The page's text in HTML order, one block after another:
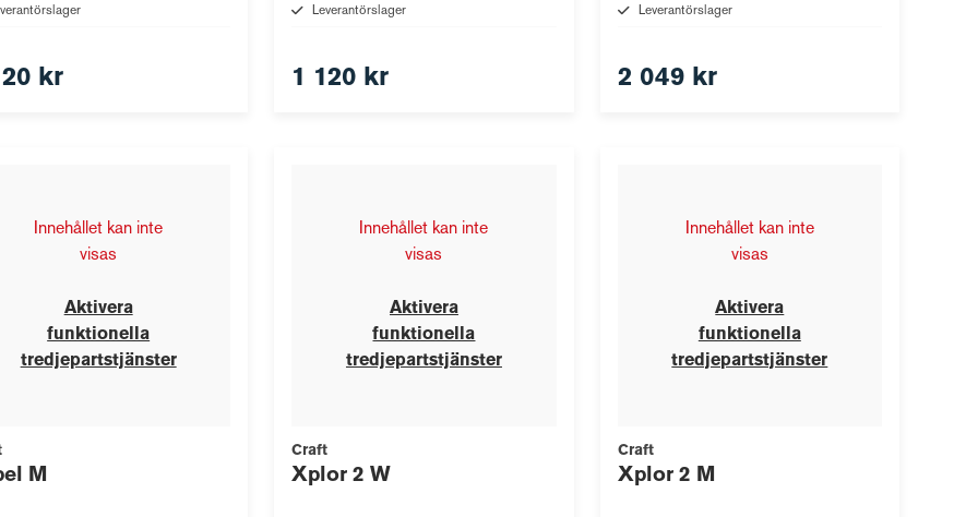
kr
Leverantörslager
1 120 kr
Leverantörslager
2 049 kr
Innehållet kan inte
visas
Aktivera
funktionella
tredjepartstjänster
M
Innehållet kan inte
visas
Aktivera
funktionella
tredjepartstjänster
Craft
Xplor 2 W
Innehållet kan inte
visas
Aktivera
funktionella
tredjepartstjänster
Craft
Xplor 2 M